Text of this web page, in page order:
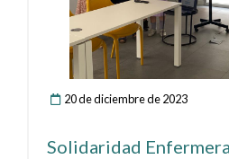
20 de diciembre de 2023
Solidaridad